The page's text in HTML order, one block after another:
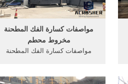
مواصفات كسارة الفك المطحنة
مخروط محطم
مواصفات كسارة الفك المطحنة